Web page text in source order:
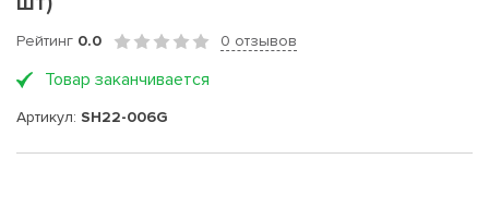
Рейтинг 0.0 0 отзывов
Товар заканчивается
Артикул: SH22-006G